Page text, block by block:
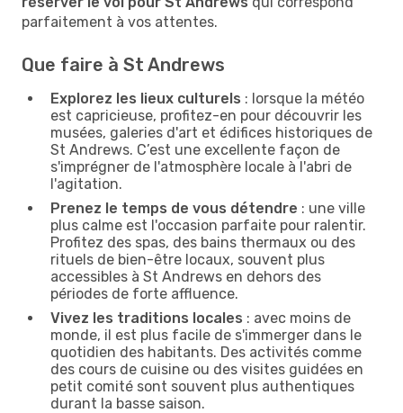
parfaitement à vos attentes.
Que faire à St Andrews
Explorez les lieux culturels : lorsque la météo
est capricieuse, profitez-en pour découvrir les
musées, galeries d'art et édifices historiques de
St Andrews. C’est une excellente façon de
s'imprégner de l'atmosphère locale à l'abri de
l'agitation.
Prenez le temps de vous détendre : une ville
plus calme est l'occasion parfaite pour ralentir.
Profitez des spas, des bains thermaux ou des
rituels de bien-être locaux, souvent plus
accessibles à St Andrews en dehors des
périodes de forte affluence.
Vivez les traditions locales : avec moins de
monde, il est plus facile de s'immerger dans le
quotidien des habitants. Des activités comme
des cours de cuisine ou des visites guidées en
petit comité sont souvent plus authentiques
durant la basse saison.